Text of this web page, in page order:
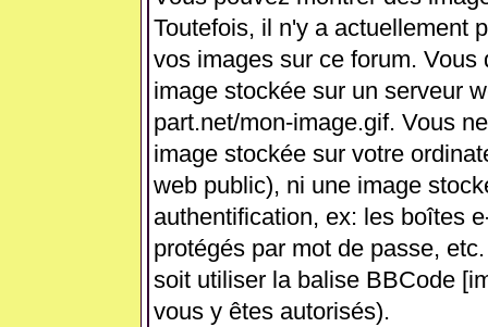
Toutefois, il n'y a actuellement
vos images sur ce forum.
image stockée sur un serveur
part.net/mon-image.gif. Vous
image stockée sur votre
web public), ni une image
authentification, ex: les boîtes
protégés par mot de passe,
soit utiliser la balise BBCode
vous y êtes autorisés).